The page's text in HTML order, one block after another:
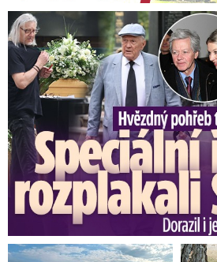
Speciální řečníci nad rakví Laurina: